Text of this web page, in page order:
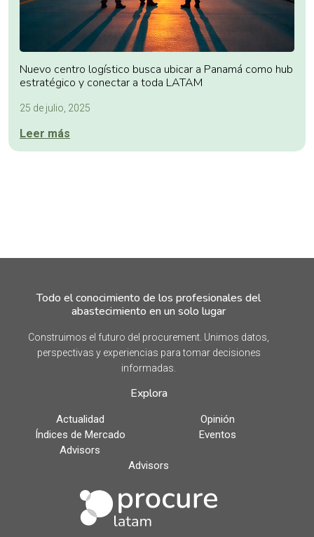
Nuevo centro logístico busca ubicar a Panamá como hub
estratégico y conectar a toda LATAM
25 de julio, 2025
Leer más
Todo el conocimiento de los profesionales del
abastecimiento en un solo lugar
Construimos el futuro del procurement. Unimos datos,
perspectivas y experiencias para tomar decisiones
informadas.
Explora
Actualidad
Opinión
Índices de Mercado
Eventos
Advisors
Advisors